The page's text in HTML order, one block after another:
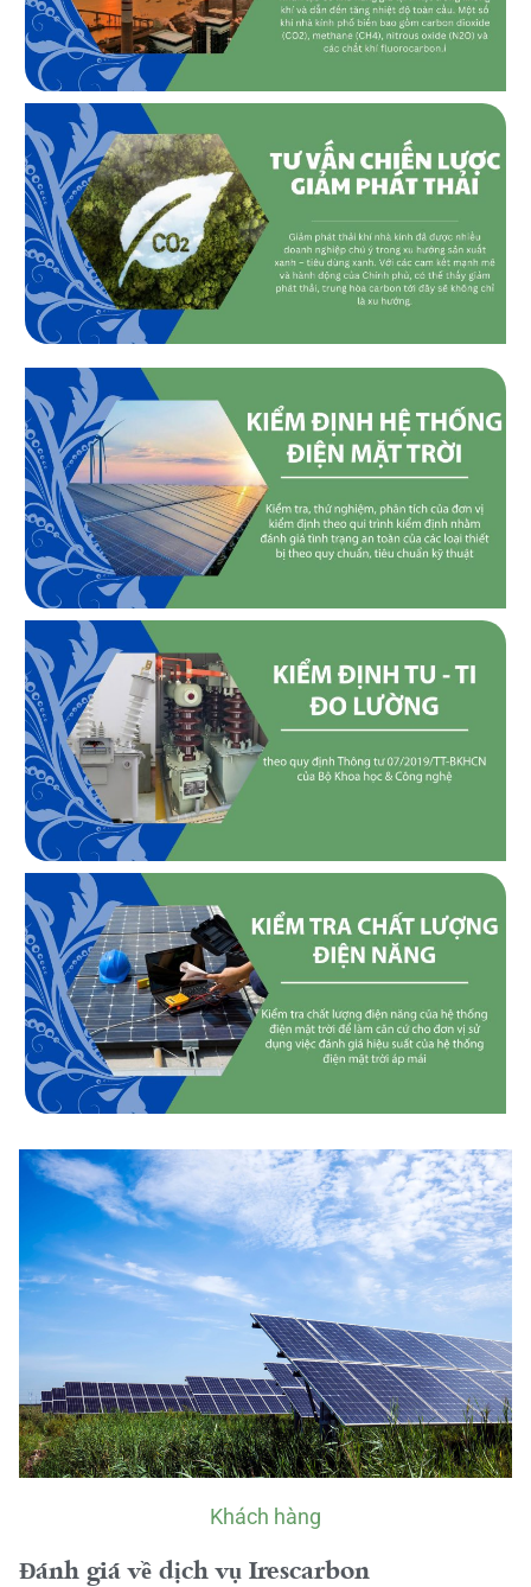
Khách hàng
Đánh giá về dịch vụ Irescarbon